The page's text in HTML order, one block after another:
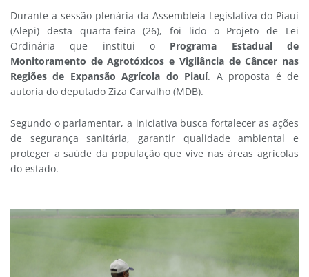
Durante a sessão plenária da Assembleia Legislativa do Piauí
(Alepi) desta quarta-feira (26), foi lido o Projeto de Lei
Ordinária que institui o Programa Estadual de
Monitoramento de Agrotóxicos e Vigilância de Câncer nas
Regiões de Expansão Agrícola do Piauí. A proposta é de
autoria do deputado Ziza Carvalho (MDB).
Segundo o parlamentar, a iniciativa busca fortalecer as ações
de segurança sanitária, garantir qualidade ambiental e
proteger a saúde da população que vive nas áreas agrícolas
do estado.